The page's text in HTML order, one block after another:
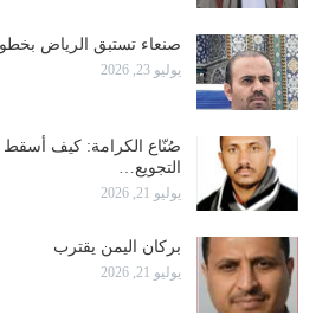
صنعاء تستبق الرياض
يوليو 23, 2026
صُنّاع الكرامة: كيف أسقط
التجويع…
يوليو 21, 2026
بركان اليمن يقترب
يوليو 21, 2026